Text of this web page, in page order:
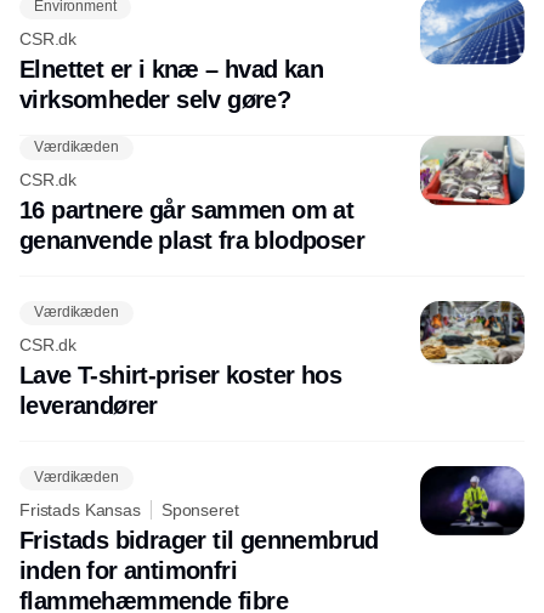
Environment
CSR.dk
Elnettet er i knæ – hvad kan
virksomheder selv gøre?
Værdikæden
CSR.dk
16 partnere går sammen om at
genanvende plast fra blodposer
Værdikæden
CSR.dk
Lave T-shirt-priser koster hos
leverandører
Værdikæden
Fristads Kansas Sponseret
Fristads bidrager til gennembrud
inden for antimonfri
flammehæmmende fibre